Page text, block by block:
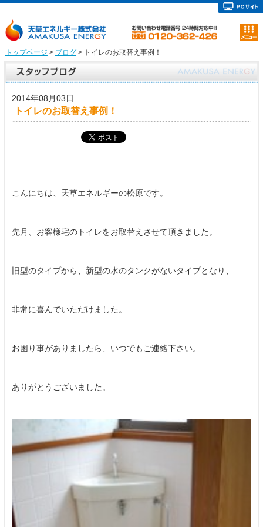
トップページ > ブログ> トイレのお取替え事例！
2014年08月03日
トイレのお取替え事例！
こんにちは、天草エネルギーの松原です。
先月、お客様宅のトイレをお取替えさせて頂きました。
旧型のタイプから、新型の水のタンクがないタイプとなり、
非常に喜んでいただけました。
お困り事がありましたら、いつでもご連絡下さい。
ありがとうございました。